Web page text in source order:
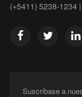
(+5411) 5238-1234 |
Suscríbase a